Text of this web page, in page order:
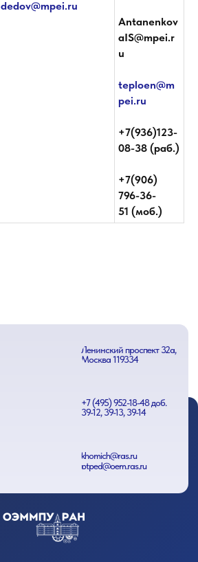
dedov@mpei.ru
Antanenkov
aIS@mpei.r
u
teploen@m
pei.ru
+7(936)123-
08-38 (раб.)
+7(906)
796-36-
51 (моб.)
khomich@ras.ru
ptped@oem.ras.ru
+7 (495) 952-18-48 доб.
39-12, 39-13, 39-14
Ленинский проспект 32а,
Москва 119334
Научные журналы и